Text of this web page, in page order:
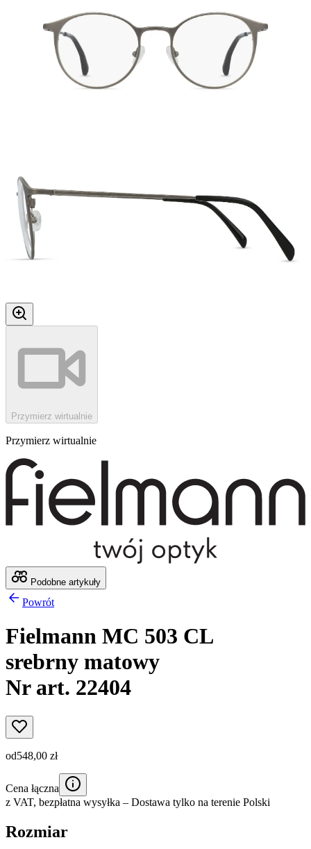
Przymierz wirtualnie
Przymierz wirtualnie
Podobne artykuły
Powrót
Fielmann MC 503 CL
srebrny matowy
Nr art. 22404
od548,00 zł
Cena łączna
z VAT, bezpłatna wysyłka – Dostawa tylko na terenie Polski
Rozmiar